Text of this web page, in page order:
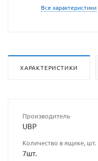
Все характеристики
ХАРАКТЕРИСТИКИ
Производитель
UBP
Количество в ящике, шт.
7шт.